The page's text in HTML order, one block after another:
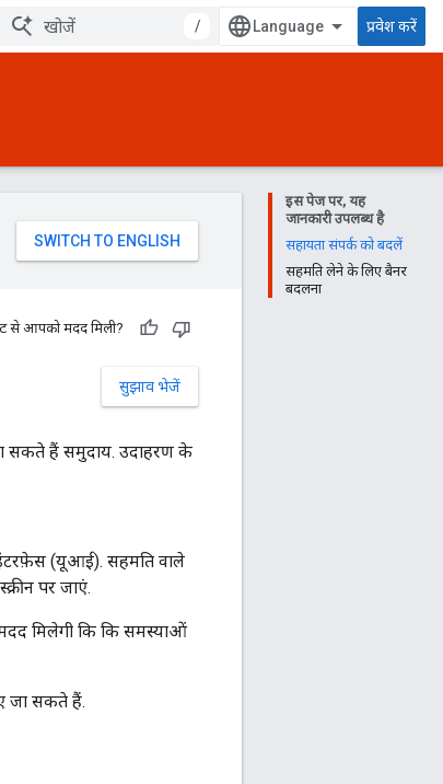
/ प्रवेश करें
इस पेज पर, यह
जानकारी उपलब्ध है
सहायता संपर्क को बदलें
सहमति लेने के लिए बैनर
बदलना
से आपको मदद मिली?
सुझाव भेजें
सकते हैं समुदाय. उदाहरण के
(यूआई). सहमति वाले
पर जाएं.
मिलेगी कि कि समस्याओं
जा सकते हैं.